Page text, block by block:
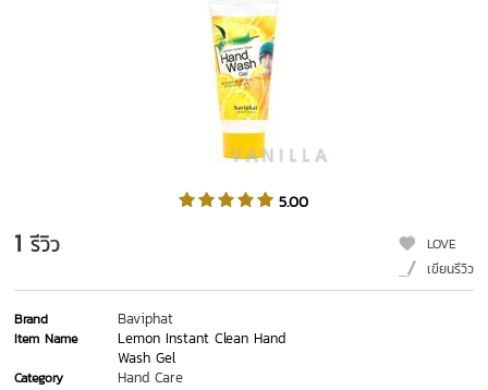
5.00
1 รีวิว
LOVE
เขียนรีวิว
Brand Baviphat
Item Name
Lemon Instant Clean Hand
Wash Gel
Category Hand Care